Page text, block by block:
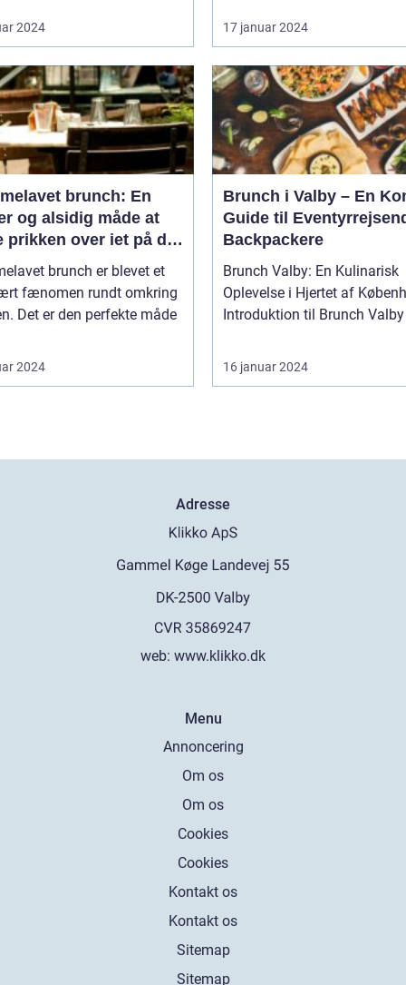
2024 17 januar 2024
brunch: En
og alsidig måde at
prikken over iet på din
eller frokost
brunch er blevet et
fænomen rundt omkring
Det er den perfekte måde
2024
Brunch i Valby – En
Guide til
Backpackere
Brunch Valby: En Kulinarisk
Oplevelse i Hjertet af
16 januar 2024
Adresse
web: www.klikko.dk
Menu
Annoncering
Om os
Om os
Cookies
Cookies
Kontakt os
Kontakt os
Sitemap
Sitemap